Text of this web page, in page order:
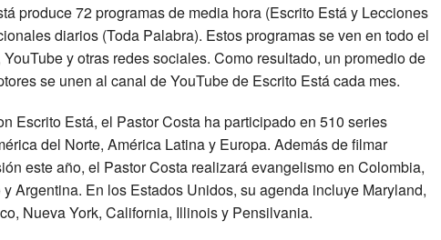
produce 72 programas de media hora (Escrito Está y Lecciones
diarios (Toda Palabra). Estos programas se ven en todo el
y otras redes sociales. Como resultado, un promedio de
se unen al canal de YouTube de Escrito Está cada mes.
Escrito Está, el Pastor Costa ha participado en 510 series
del Norte, América Latina y Europa. Además de filmar
este año, el Pastor Costa realizará evangelismo en Colombia,
Argentina. En los Estados Unidos, su agenda incluye Maryland,
Nueva York, California, Illinois y Pensilvania.